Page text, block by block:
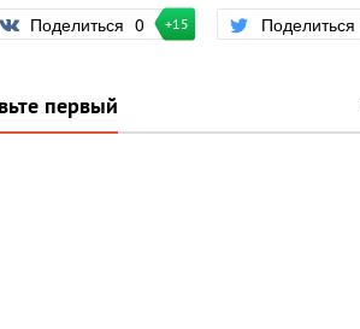
Поделиться 0 +15 Поделиться
первый